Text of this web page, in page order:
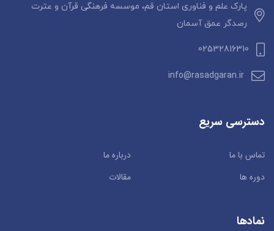
پارک علم و فناوری استان قم، موسسه فرهنگی قرآن و عترت
رصدگر عمق آسمان
02532816310
info@rasadgaran.ir
دسترسی سریع
تماس با ما
درباره ما
دوره ها
مقالات
نمادها